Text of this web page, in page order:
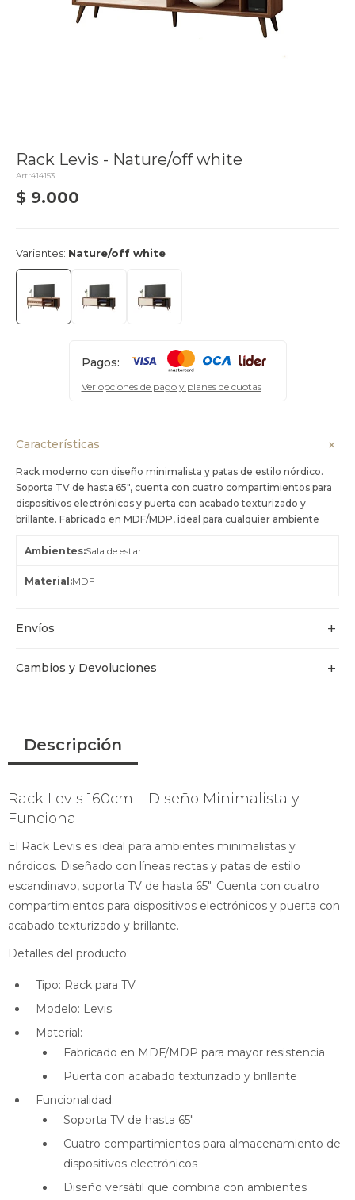
Rack Levis - Nature/off white
414153
$ 9.000
Variantes: Nature/off white
Pagos:
Ver opciones de pago y planes de cuotas
Características
Rack moderno con diseño minimalista y patas de estilo nórdico.
Soporta TV de hasta 65", cuenta con cuatro compartimientos para
dispositivos electrónicos y puerta con acabado texturizado y
brillante. Fabricado en MDF/MDP, ideal para cualquier ambiente
Ambientes Sala de estar
Material MDF
Envíos
Cambios y Devoluciones
Descripción
Rack Levis 160cm – Diseño Minimalista y
Funcional
El Rack Levis es ideal para ambientes minimalistas y
nórdicos. Diseñado con líneas rectas y patas de estilo
escandinavo, soporta TV de hasta 65". Cuenta con cuatro
compartimientos para dispositivos electrónicos y puerta con
acabado texturizado y brillante.
Detalles del producto:
Tipo: Rack para TV
Modelo: Levis
Material:
Fabricado en MDF/MDP para mayor resistencia
Puerta con acabado texturizado y brillante
Funcionalidad:
Soporta TV de hasta 65"
Cuatro compartimientos para almacenamiento de
dispositivos electrónicos
Diseño versátil que combina con ambientes